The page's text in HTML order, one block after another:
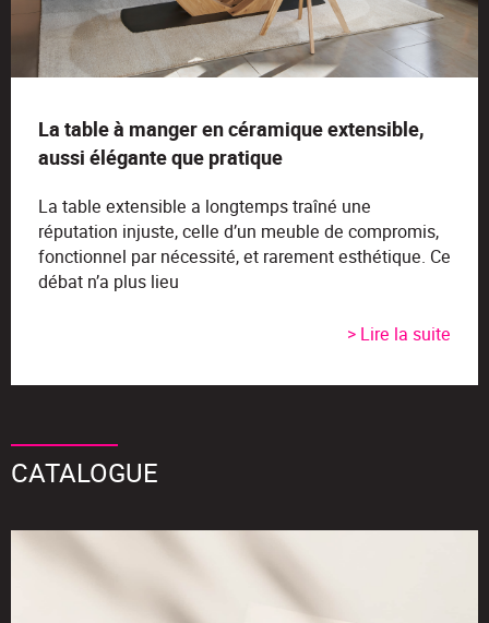
La table à manger en céramique extensible,
aussi élégante que pratique
La table extensible a longtemps traîné une
réputation injuste, celle d’un meuble de compromis,
fonctionnel par nécessité, et rarement esthétique. Ce
débat n’a plus lieu
> Lire la suite
CATALOGUE